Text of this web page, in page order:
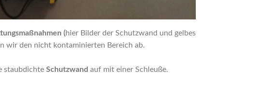
(hier Bilder der Schutzwand und gelbes
wir den nicht kontaminierten Bereich ab.
staubdichte Schutzwand auf mit einer Schleuße.